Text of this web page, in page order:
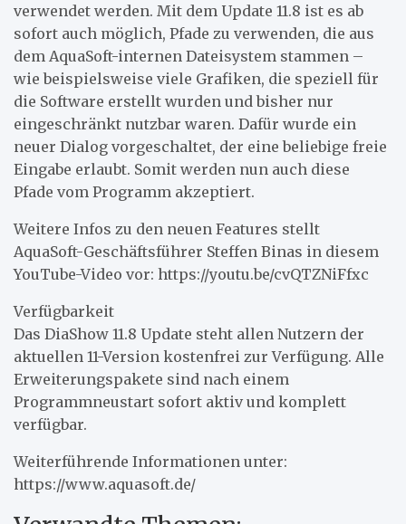
verwendet werden. Mit dem Update 11.8 ist es ab
sofort auch möglich, Pfade zu verwenden, die aus
dem AquaSoft-internen Dateisystem stammen –
wie beispielsweise viele Grafiken, die speziell für
die Software erstellt wurden und bisher nur
eingeschränkt nutzbar waren. Dafür wurde ein
neuer Dialog vorgeschaltet, der eine beliebige freie
Eingabe erlaubt. Somit werden nun auch diese
Pfade vom Programm akzeptiert.
Weitere Infos zu den neuen Features stellt
AquaSoft-Geschäftsführer Steffen Binas in diesem
YouTube-Video vor: https://youtu.be/cvQTZNiFfxc
Verfügbarkeit
Das DiaShow 11.8 Update steht allen Nutzern der
aktuellen 11-Version kostenfrei zur Verfügung. Alle
Erweiterungspakete sind nach einem
Programmneustart sofort aktiv und komplett
verfügbar.
Weiterführende Informationen unter:
https://www.aquasoft.de/